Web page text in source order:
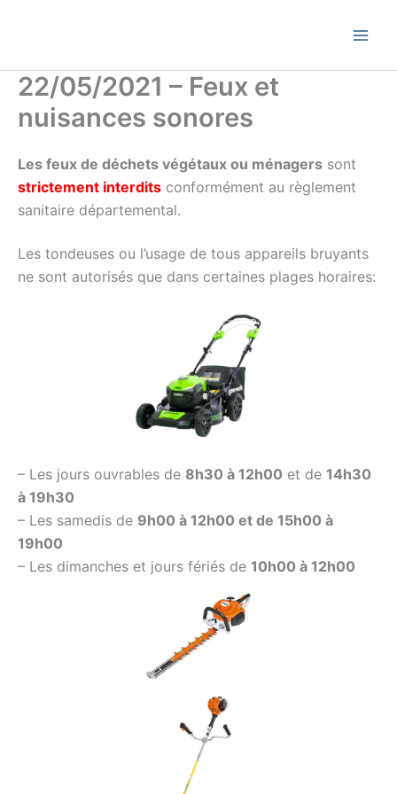
22/05/2021 – Feux et
nuisances sonores
Les feux de déchets végétaux ou ménagers sont
strictement interdits conformément au règlement
sanitaire départemental.
Les tondeuses ou l’usage de tous appareils bruyants
ne sont autorisés que dans certaines plages horaires:
– Les jours ouvrables de 8h30 à 12h00 et de 14h30
à 19h30
– Les samedis de 9h00 à 12h00 et de 15h00 à
19h00
– Les dimanches et jours fériés de 10h00 à 12h00